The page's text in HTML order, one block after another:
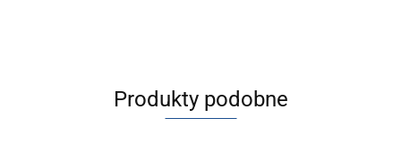
Produkty podobne